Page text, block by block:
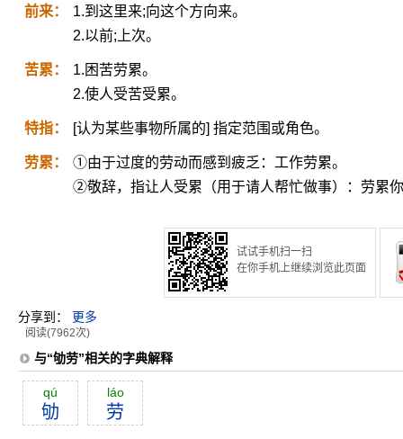
前来：
1.到这里来;向这个方向来。
2.以前;上次。
苦累：
1.困苦劳累。
2.使人受苦受累。
特指： [认为某些事物所属的] 指定范围或角色。
劳累：
①由于过度的劳动而感到疲乏：工作劳累。
②敬辞，指让人受累（用于请人帮忙做事）：劳累
试试手机扫一扫
在你手机上继续浏览此页面
分享到： 更多
阅读(7962次)
与“劬劳”相关的字典解释
qú
劬
láo
劳